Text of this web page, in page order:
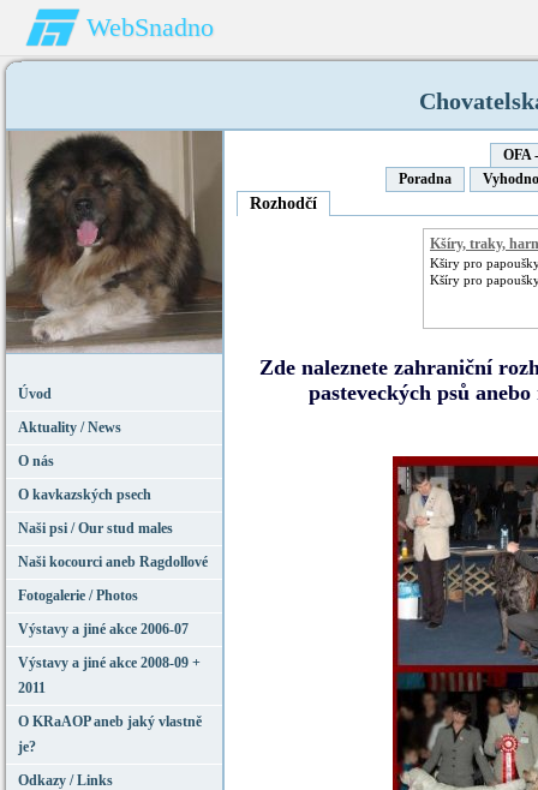
WebSnadno
Úvod
Aktuality / News
O nás
O kavkazských psech
Naši psi / Our stud males
Naši kocourci aneb Ragdollové
Fotogalerie / Photos
Výstavy a jiné akce 2006-07
Výstavy a jiné akce 2008-09 +
2011
O KRaAOP aneb jaký vlastně
je?
Odkazy / Links
Rozhodčí
OFA
Poradna
Kšíry, traky,
Kširy pro
Kšíry pro
Zde naleznete zahraniční
pasteveckých psů